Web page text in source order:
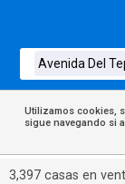
Utilizamos cookies,
sigue navegando si
3,397 casas en